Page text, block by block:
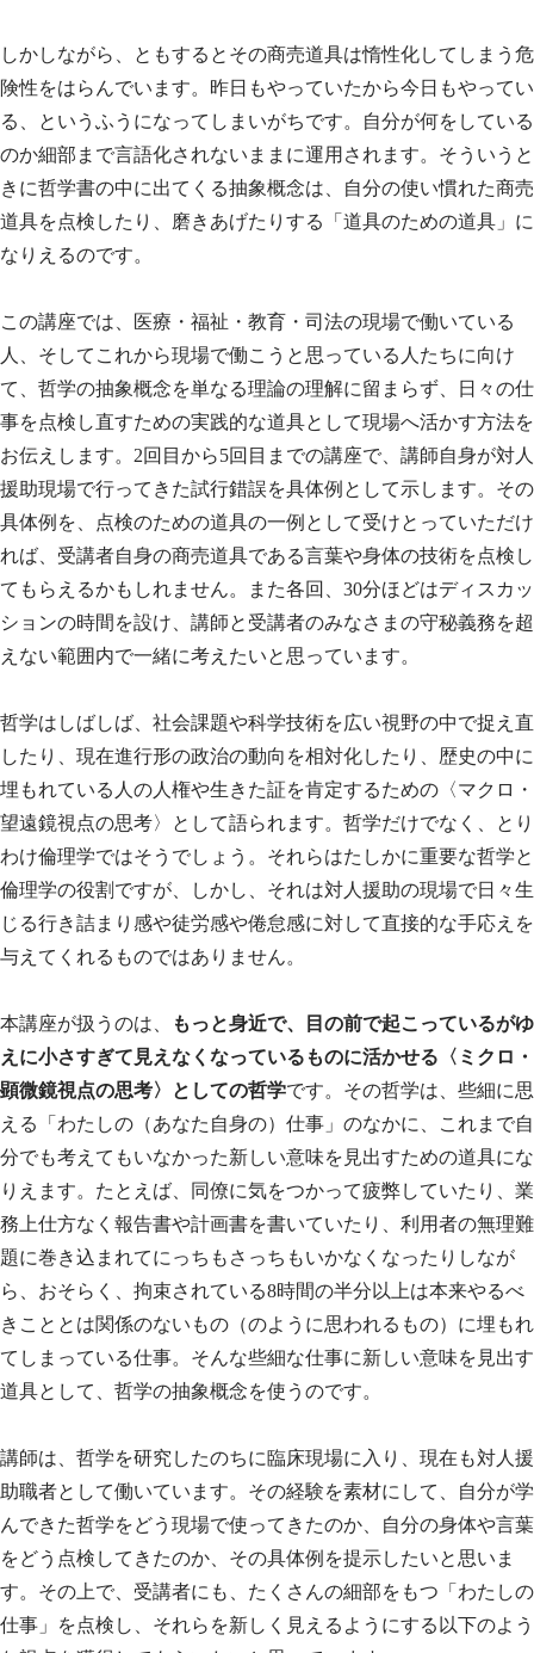
しかしながら、ともするとその商売道具は惰性化してしまう危
険性をはらんでいます。昨日もやっていたから今日もやってい
る、というふうになってしまいがちです。自分が何をしている
のか細部まで言語化されないままに運用されます。そういうと
きに哲学書の中に出てくる抽象概念は、自分の使い慣れた商売
道具を点検したり、磨きあげたりする「道具のための道具」に
なりえるのです。
この講座では、医療・福祉・教育・司法の現場で働いている
人、そしてこれから現場で働こうと思っている人たちに向け
て、哲学の抽象概念を単なる理論の理解に留まらず、日々の仕
事を点検し直すための実践的な道具として現場へ活かす方法を
お伝えします。2回目から5回目までの講座で、講師自身が対人
援助現場で行ってきた試行錯誤を具体例として示します。その
具体例を、点検のための道具の一例として受けとっていただけ
れば、受講者自身の商売道具である言葉や身体の技術を点検し
てもらえるかもしれません。また各回、30分ほどはディスカッ
ションの時間を設け、講師と受講者のみなさまの守秘義務を超
えない範囲内で一緒に考えたいと思っています。
哲学はしばしば、社会課題や科学技術を広い視野の中で捉え直
したり、現在進行形の政治の動向を相対化したり、歴史の中に
埋もれている人の人権や生きた証を肯定するための〈マクロ・
望遠鏡視点の思考〉として語られます。哲学だけでなく、とり
わけ倫理学ではそうでしょう。それらはたしかに重要な哲学と
倫理学の役割ですが、しかし、それは対人援助の現場で日々生
じる行き詰まり感や徒労感や倦怠感に対して直接的な手応えを
与えてくれるものではありません。
本講座が扱うのは、
もっと身近で、目の前で起こっているがゆ
えに小さすぎて見えなくなっているものに活かせる〈ミクロ・
顕微鏡視点の思考〉としての哲学です。その哲学は、些細に思
える「わたしの（あなた自身の）仕事」のなかに、これまで自
分でも考えてもいなかった新しい意味を見出すための道具にな
りえます。たとえば、同僚に気をつかって疲弊していたり、業
務上仕方なく報告書や計画書を書いていたり、利用者の無理難
題に巻き込まれてにっちもさっちもいかなくなったりしなが
ら、おそらく、拘束されている8時間の半分以上は本来やるべ
きこととは関係のないもの（のように思われるもの）に埋もれ
てしまっている仕事。そんな些細な仕事に新しい意味を見出す
道具として、哲学の抽象概念を使うのです。
講師は、哲学を研究したのちに臨床現場に入り、現在も対人援
助職者として働いています。その経験を素材にして、自分が学
んできた哲学をどう現場で使ってきたのか、自分の身体や言葉
をどう点検してきたのか、その具体例を提示したいと思いま
す。その上で、受講者にも、たくさんの細部をもつ「わたしの
仕事」を点検し、それらを新しく見えるようにする以下のよう